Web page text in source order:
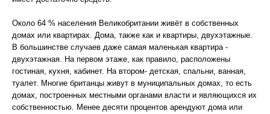
Около 64 % населения Великобритании живёт в собственных
домах или квартирах. Дома, также как и квартиры, двухэтажные.
В большинстве случаев даже самая маленькая квартира -
двухэтажная. На первом этаже, как правило, расположены
гостиная, кухня, кабинет. На втором- детская, спальни, ванная,
туалет. Многие британцы живут в муниципальных домах, то есть
домах, построенных местными органами власти и являющихся их
собственностью. Менее десяти процентов арендуют дома или